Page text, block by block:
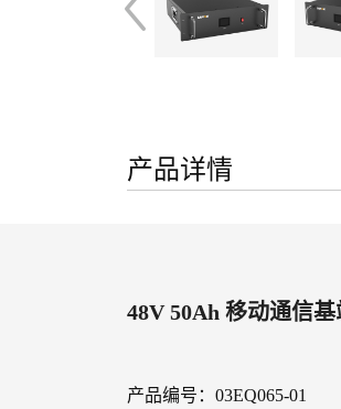
产品详情
48V 50Ah 移动通信
产品编号：03EQ065-01